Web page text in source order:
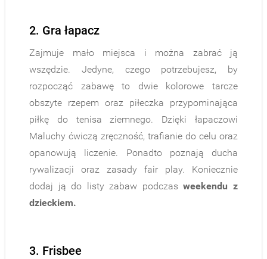
2. Gra łapacz
Zajmuje mało miejsca i można zabrać ją
wszędzie. Jedyne, czego potrzebujesz, by
rozpocząć zabawę to dwie kolorowe tarcze
obszyte rzepem oraz piłeczka przypominająca
piłkę do tenisa ziemnego. Dzięki łapaczowi
Maluchy ćwiczą zręczność, trafianie do celu oraz
opanowują liczenie. Ponadto poznają ducha
rywalizacji oraz zasady fair play. Koniecznie
dodaj ją do listy zabaw podczasweekendu z
dzieckiem.
3. Frisbee